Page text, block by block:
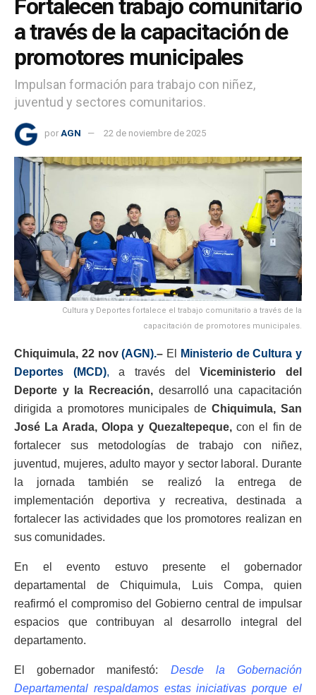
Fortalecen trabajo comunitario
a través de la capacitación de
promotores municipales
Impulsan formación para trabajo con niñez,
juventud y sectores comunitarios.
por AGN 22 de noviembre de 2025
Cultura y Deportes fortalece el trabajo comunitario a través de la
capacitación de promotores municipales.
Chiquimula, 22 nov(AGN).– El
Ministerio de Cultura y
Deportes (MCD), a través delViceministerio del
Deporte y la Recreación, desarrolló una capacitación
dirigida a promotores municipales deChiquimula, San
José La Arada, Olopa y Quezaltepeque,con el fin de
fortalecer sus metodologías de trabajo con niñez,
juventud, mujeres, adulto mayor y sector laboral. Durante
la jornada también se realizó la entrega de
implementación deportiva y recreativa, destinada a
fortalecer las actividades que los promotores realizan en
sus comunidades.
En el evento estuvo presente el gobernador
departamental de Chiquimula, Luis Compa, quien
reafirmó el compromiso del Gobierno central de impulsar
espacios que contribuyan al desarrollo integral del
departamento.
El gobernador manifestó: Desde la Gobernación
Departamental respaldamos estas iniciativas porque el